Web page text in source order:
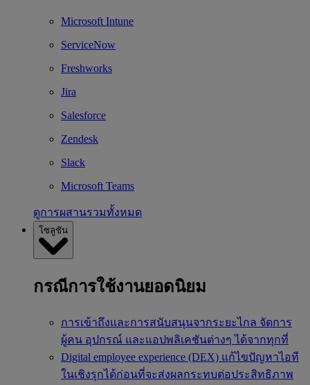
Microsoft Intune
ServiceNow
Freshworks
Jira
Salesforce
Zendesk
Slack
Microsoft Teams
ดูการผสานรวมทั้งหมด
โซลูชัน
กรณีการใช้งานยอดนิยม
การเข้าถึงและการสนับสนุนจากระยะไกล จัดการ
ผู้คน อุปกรณ์ และแอปพลิเคชันต่างๆ ได้จากทุกที่
Digital employee experience (DEX) แก้ไขปัญหาไอที
ในเชิงรุกได้ก่อนที่จะส่งผลกระทบต่อประสิทธิภาพ